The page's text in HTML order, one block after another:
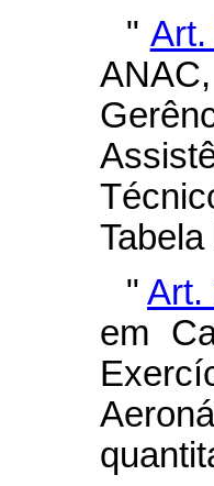
"
" Art.
em